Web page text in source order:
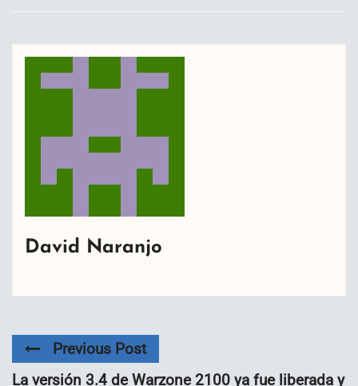
David Naranjo
Previous Post
La versión 3.4 de Warzone 2100 ya fue liberada y